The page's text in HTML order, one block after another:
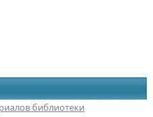
библиотеки